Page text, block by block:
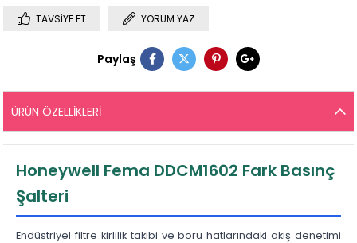
TAVSIYE ET YORUM YAZ
Paylaş
ÜRÜN ÖZELLIKLERI
Honeywell Fema DDCM1602 Fark Basınç
Şalteri
Endüstriyel filtre kirlilik takibi ve boru hatlarındaki akış denetimi